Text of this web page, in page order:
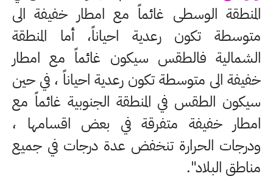
المنطقة الوسطى غائماً مع امطار خفيفة الى
متوسطة تكون رعدية احياناً، أما المنطقة
الشمالية فالطقس سيكون غائماً مع امطار
خفيفة الى متوسطة تكون رعدية احياناً ، في حين
سيكون الطقس في المنطقة الجنوبية غائماً مع
امطار خفيفة متفرقة في بعض اقسامها ،
ودرجات الحرارة تنخفض عدة درجات في جميع
مناطق البلاد".